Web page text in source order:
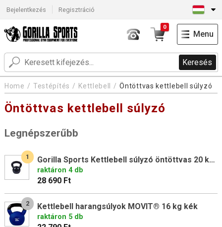
Bejelentkezés Regisztráció
Keresés
0
Menu
Home Testépítés Kettlebell Öntöttvas kettlebell súlyzó
Öntöttvas kettlebell súlyzó
Legnépszerűbb
1 Gorilla Sports Kettlebell súlyzó öntöttvas 20 kg fekete
raktáron 4 db
28 690 Ft
2 Kettlebell harangsúlyok MOVIT® 16 kg kék
raktáron 5 db